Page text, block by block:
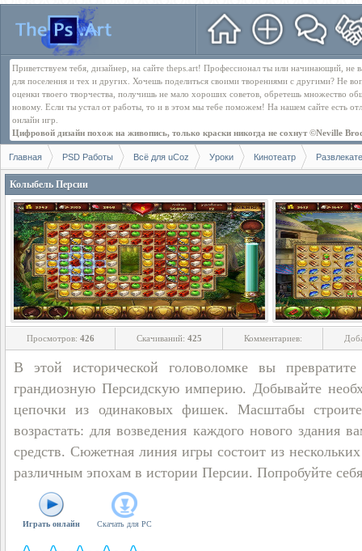
Приветствуем тебя, дизайнер, на сайте theps.art! Профессионал ты или начинающий,
для поселения и тех и других. Хочешь поделиться своими творениями с другими? Не
оценки твоего творчества, получишь не мало хороших советов, обретешь множество
новому. Если ты устал от работы, то и в этом мы тебе поможем! На нашем сайте есть
онлайн игр.
Цифровой дизайн похож на живопись, только краски никогда не сохнут ©Neville
Главная PSD Работы Всё для uCoz Уроки Кинотеатр
Колыбель Персии
Просмотров: 426 Скачиваний: 425 Комментариев:
В этой исторической головоломке вы
грандиозную Персидскую империю. Добывайте
цепочки из одинаковых фишек. Масштабы
возрастать: для возведения каждого нового здания
средств. Сюжетная линия игры состоит из
различным эпохам в истории Персии. Попробуйте
Играть онлайн Скачать для PC